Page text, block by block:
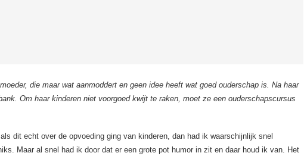
die maar wat aanmoddert en geen idee heeft wat goed ouderschap is. Na haar
Om haar kinderen niet voorgoed kwijt te raken, moet ze een ouderschapscursus
dit echt over de opvoeding ging van kinderen, dan had ik waarschijnlijk snel
Maar al snel had ik door dat er een grote pot humor in zit en daar houd ik van. Het